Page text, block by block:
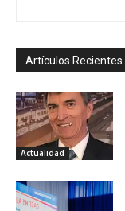
Artículos Recientes
Actualidad